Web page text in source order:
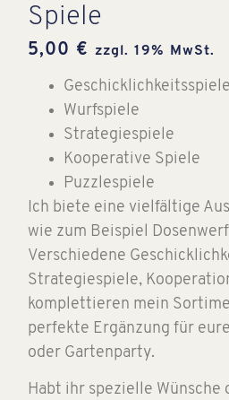
Spiele
5,00 € zzgl. 19% MwSt.
Wurfspiele
Strategiespiele
Kooperative Spiele
Puzzlespiele
Ich biete eine vielfältige
wie zum Beispiel
Verschiedene
Strategiespiele,
komplettieren mein
perfekte Ergänzung für
oder Gartenparty.
Habt ihr spezielle Wünsche